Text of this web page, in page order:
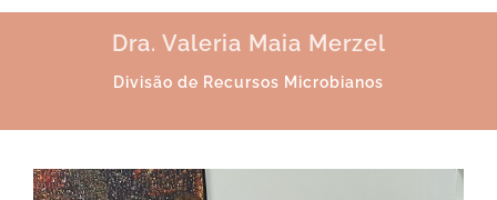
Dra. Valeria Maia Merzel
Divisão de Recursos Microbianos